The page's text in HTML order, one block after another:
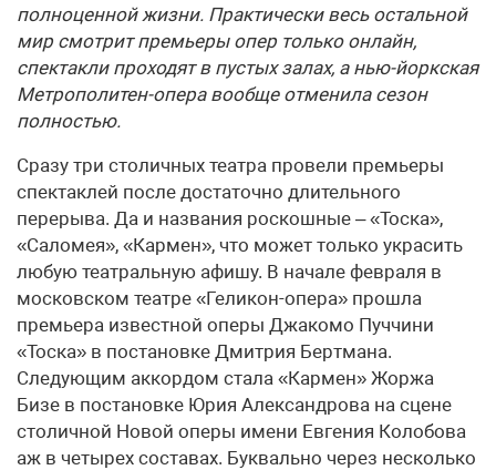
полноценной жизни. Практически весь остальной
мир смотрит премьеры опер только онлайн,
спектакли проходят в пустых залах, а нью-йоркская
Метрополитен-опера вообще отменила сезон
полностью.
Сразу три столичных театра провели премьеры
спектаклей после достаточно длительного
перерыва. Да и названия роскошные – «Тоска»,
«Саломея», «Кармен», что может только украсить
любую театральную афишу. В начале февраля в
московском театре «Геликон-опера» прошла
премьера известной оперы Джакомо Пуччини
«Тоска» в постановке Дмитрия Бертмана.
Следующим аккордом стала «Кармен» Жоржа
Бизе в постановке Юрия Александрова на сцене
столичной Новой оперы имени Евгения Колобова
аж в четырех составах. Буквально через несколько